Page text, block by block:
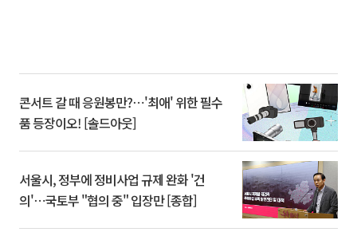
콘서트 갈 때 응원봉만?⋯'최애' 위한 필수
품 등장이오! [솔드아웃]
서울시, 정부에 정비사업 규제 완화 '건
의'⋯국토부 "협의 중" 입장만 [종합]